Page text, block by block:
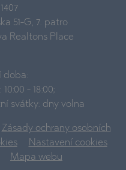
51-G, 7. patro
Realtons Place
doba:
- 18:00;
svátky: dny volna
Zásady ochrany osobních
Nastavení cookies
Mapa webu